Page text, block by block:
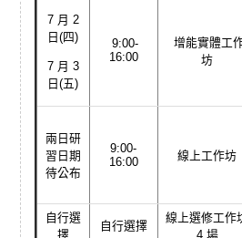
7 月 2
日(四)
7 月 3
日(五)
9:00-
16:00
增能實體工
坊
兩日研
習日期
待公布
9:00-
16:00
線上工作坊
自行選
擇
自行選擇
線上選修工作
4 場